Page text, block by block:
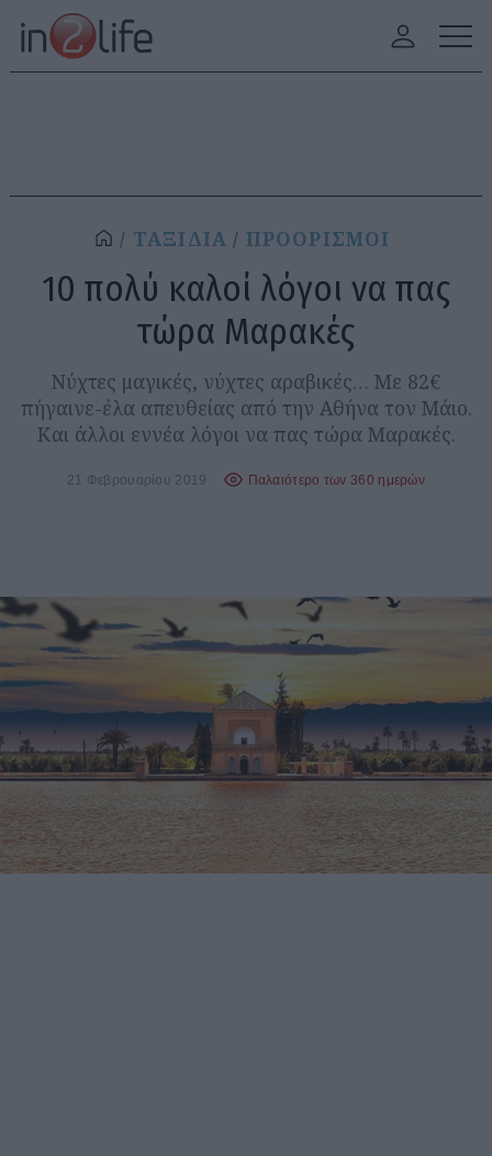
ΤΑΞΙΔΙΑ ΠΡΟΟΡΙΣΜΟΙ
10 πολύ καλοί λόγοι να πας
τώρα Μαρακές
Νύχτες μαγικές, νύχτες αραβικές… Με 82€
πήγαινε-έλα απευθείας από την Αθήνα τον Μάιο.
Και άλλοι εννέα λόγοι να πας τώρα Μαρακές.
21 Φεβρουαρίου 2019 Παλαιότερο των 360 ημερών